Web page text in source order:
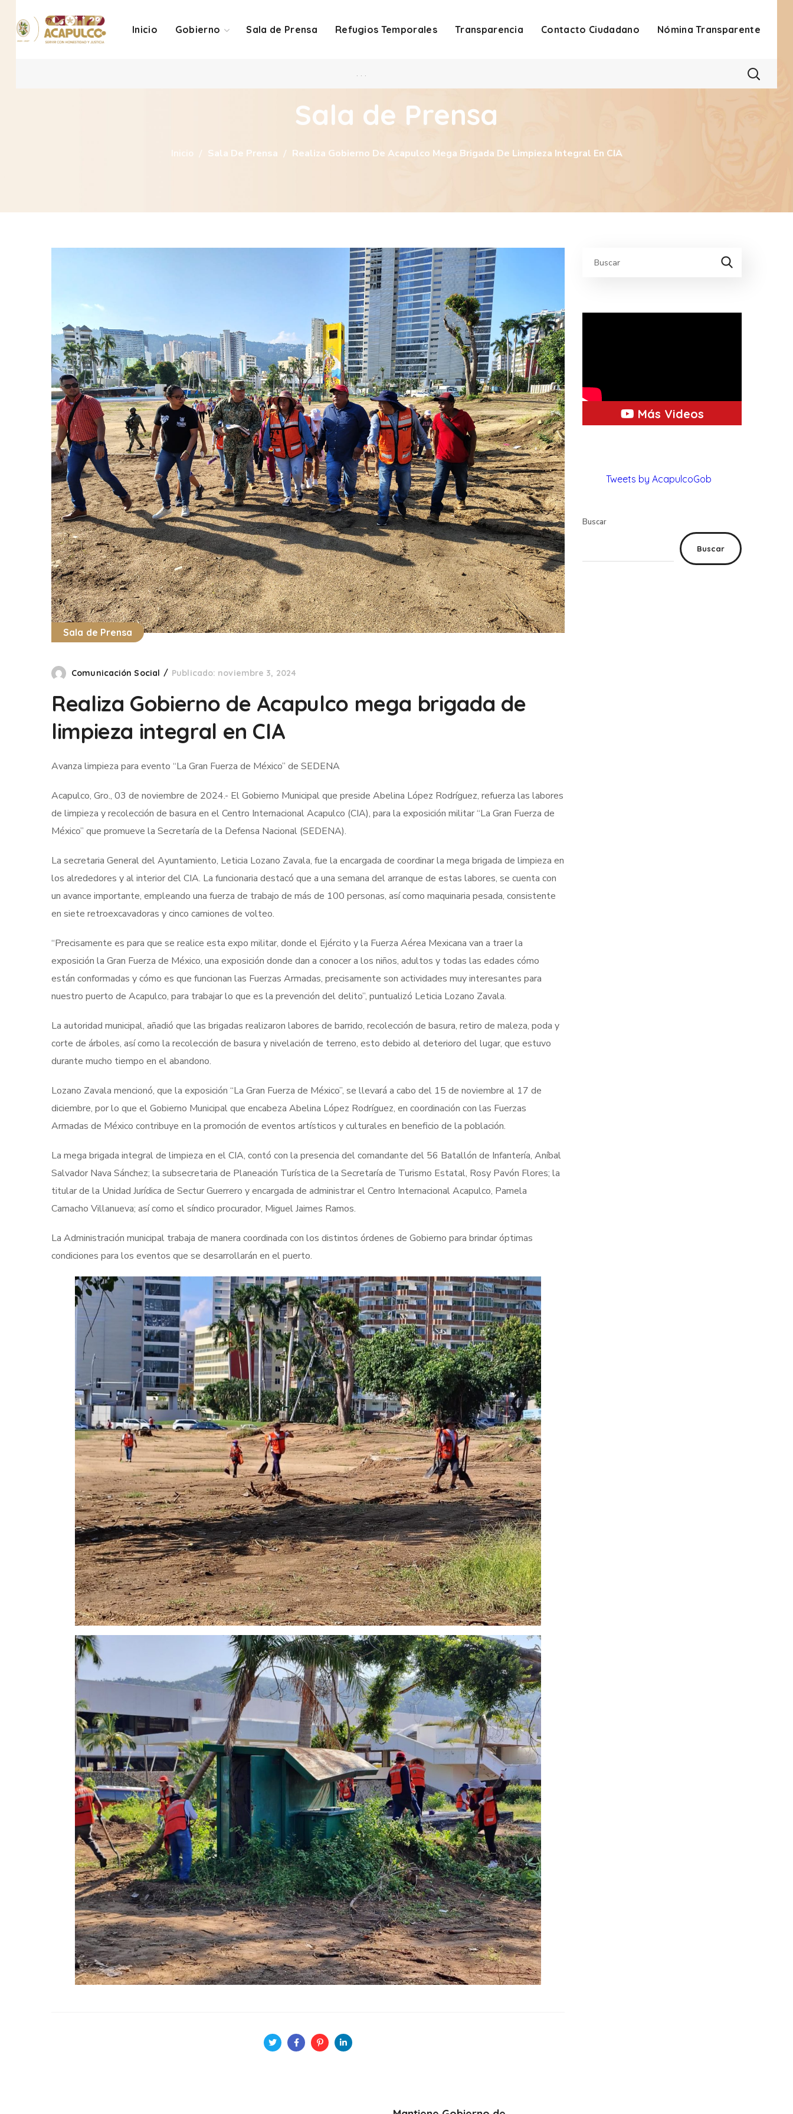
Inicio Gobierno Sala de Prensa Refugios Temporales Transparencia Contacto Ciudadano Nómina Transparente
. . .
Sala de Prensa
Inicio Sala De Prensa Realiza Gobierno De Acapulco Mega Brigada De Limpieza Integral En CIA
Sala de Prensa
Comunicación Social Publicado: noviembre 3, 2024
Realiza Gobierno de Acapulco mega brigada de
limpieza integral en CIA
Avanza limpieza para evento “La Gran Fuerza de México” de SEDENA
Acapulco, Gro., 03 de noviembre de 2024.- El Gobierno Municipal que preside Abelina López Rodríguez, refuerza las labores
de limpieza y recolección de basura en el Centro Internacional Acapulco (CIA), para la exposición militar “La Gran Fuerza de
México” que promueve la Secretaría de la Defensa Nacional (SEDENA).
La secretaria General del Ayuntamiento, Leticia Lozano Zavala, fue la encargada de coordinar la mega brigada de limpieza en
los alrededores y al interior del CIA. La funcionaria destacó que a una semana del arranque de estas labores, se cuenta con
un avance importante, empleando una fuerza de trabajo de más de 100 personas, así como maquinaria pesada, consistente
en siete retroexcavadoras y cinco camiones de volteo.
“Precisamente es para que se realice esta expo militar, donde el Ejército y la Fuerza Aérea Mexicana van a traer la
exposición la Gran Fuerza de México, una exposición donde dan a conocer a los niños, adultos y todas las edades cómo
están conformadas y cómo es que funcionan las Fuerzas Armadas, precisamente son actividades muy interesantes para
nuestro puerto de Acapulco, para trabajar lo que es la prevención del delito”, puntualizó Leticia Lozano Zavala.
La autoridad municipal, añadió que las brigadas realizaron labores de barrido, recolección de basura, retiro de maleza, poda y
corte de árboles, así como la recolección de basura y nivelación de terreno, esto debido al deterioro del lugar, que estuvo
durante mucho tiempo en el abandono.
Lozano Zavala mencionó, que la exposición “La Gran Fuerza de México”, se llevará a cabo del 15 de noviembre al 17 de
diciembre, por lo que el Gobierno Municipal que encabeza Abelina López Rodríguez, en coordinación con las Fuerzas
Armadas de México contribuye en la promoción de eventos artísticos y culturales en beneficio de la población.
La mega brigada integral de limpieza en el CIA, contó con la presencia del comandante del 56 Batallón de Infantería, Aníbal
Salvador Nava Sánchez; la subsecretaria de Planeación Turística de la Secretaría de Turismo Estatal, Rosy Pavón Flores; la
titular de la Unidad Jurídica de Sectur Guerrero y encargada de administrar el Centro Internacional Acapulco, Pamela
Camacho Villanueva; así como el síndico procurador, Miguel Jaimes Ramos.
La Administración municipal trabaja de manera coordinada con los distintos órdenes de Gobierno para brindar óptimas
condiciones para los eventos que se desarrollarán en el puerto.
Más Videos
Tweets by AcapulcoGob
Buscar
Buscar